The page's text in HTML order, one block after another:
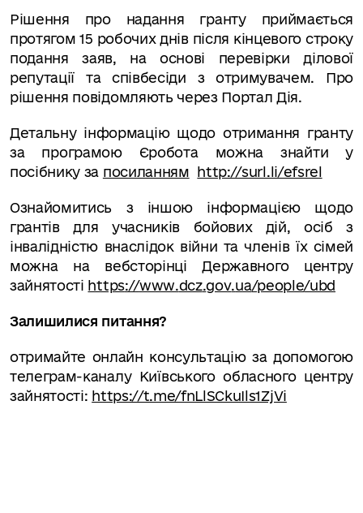
Рішення про надання гранту приймається
протягом 15 робочих днів після кінцевого строку
подання заяв, на основі перевірки ділової
репутації та співбесіди з отримувачем. Про
рішення повідомляють через Портал Дія.
Детальну інформацію щодо отримання гранту
за програмою Єробота можна знайти у
посібнику за посиланням http://surl.li/efsrel
Ознайомитись з іншою інформацією щодо
грантів для учасників бойових дій, осіб з
інвалідністю внаслідок війни та членів їх сімей
можна на вебсторінці Державного центру
зайнятості https://www.dcz.gov.ua/people/ubd
Залишилися питання?
отримайте онлайн консультацію за допомогою
телеграм-каналу Київського обласного центру
зайнятості: https://t.me/fnLlSCkuIls1ZjVi